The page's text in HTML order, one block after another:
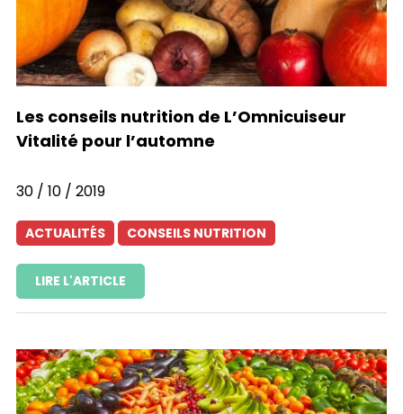
Les conseils nutrition de L’Omnicuiseur
Vitalité pour l’automne
30 / 10 / 2019
ACTUALITÉS CONSEILS NUTRITION
LIRE L'ARTICLE